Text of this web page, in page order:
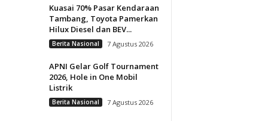
Kuasai 70% Pasar Kendaraan
Tambang, Toyota Pamerkan
Hilux Diesel dan BEV...
Berita Nasional 7 Agustus 2026
APNI Gelar Golf Tournament
2026, Hole in One Mobil
Listrik
Berita Nasional 7 Agustus 2026